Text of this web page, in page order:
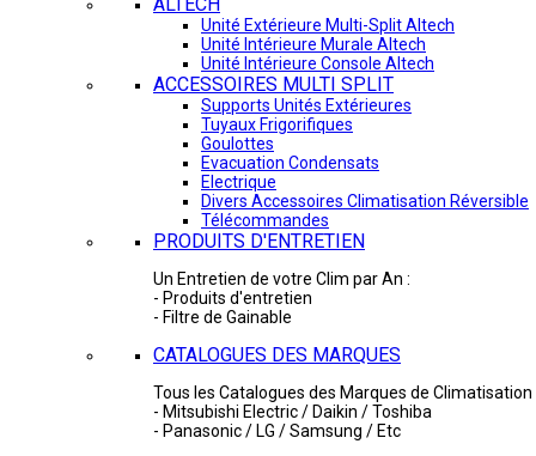
Unité Extérieure Multi-Split Altech
Unité Intérieure Murale Altech
Unité Intérieure Console Altech
ACCESSOIRES MULTI SPLIT
Supports Unités Extérieures
Tuyaux Frigorifiques
Goulottes
Evacuation Condensats
Electrique
Divers Accessoires Climatisation Réversible
Télécommandes
PRODUITS D'ENTRETIEN
Un Entretien de votre Clim par An :
- Produits d'entretien
- Filtre de Gainable
CATALOGUES DES MARQUES
Tous les Catalogues des Marques de Climatisation
- Mitsubishi Electric / Daikin / Toshiba
- Panasonic / LG / Samsung / Etc